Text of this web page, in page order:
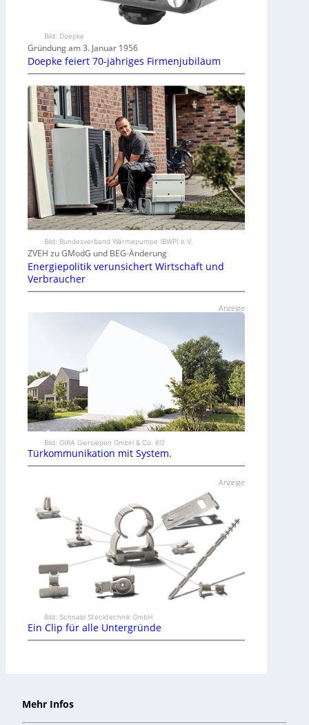
Bild: Doepke
Gründung am 3. Januar 1956
Doepke feiert 70-jähriges Firmenjubiläum
Bild: Bundesverband Wärmepumpe (BWP) e.V.
ZVEH zu GModG und BEG-Änderung
Energiepolitik verunsichert Wirtschaft und
Verbraucher
Anzeige
Bild: GIRA Giersiepen GmbH & Co. KG
Türkommunikation mit System.
Anzeige
Bild: Schnabl Stecktechnik GmbH
Ein Clip für alle Untergründe
Mehr Infos